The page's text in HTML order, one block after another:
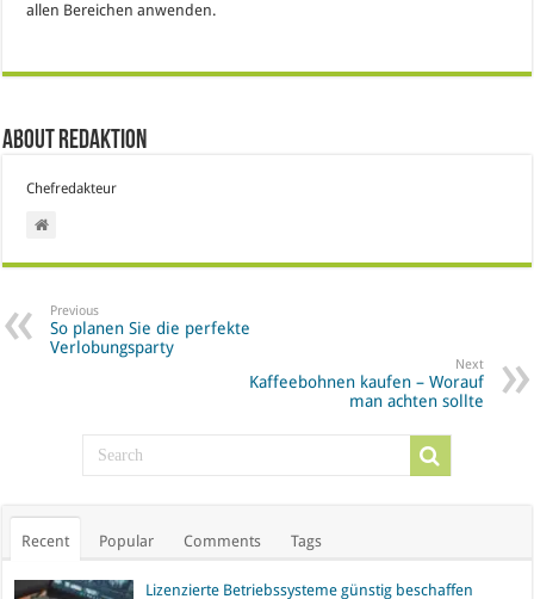
allen Bereichen anwenden.
About Redaktion
Chefredakteur
Previous
So planen Sie die perfekte
Verlobungsparty
Next
Kaffeebohnen kaufen – Worauf
man achten sollte
Recent Popular Comments Tags
Lizenzierte Betriebssysteme günstig beschaffen